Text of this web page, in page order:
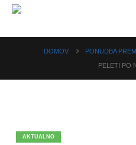
DOMOV
PONUDBA
PELETI PO
AKTUALNO